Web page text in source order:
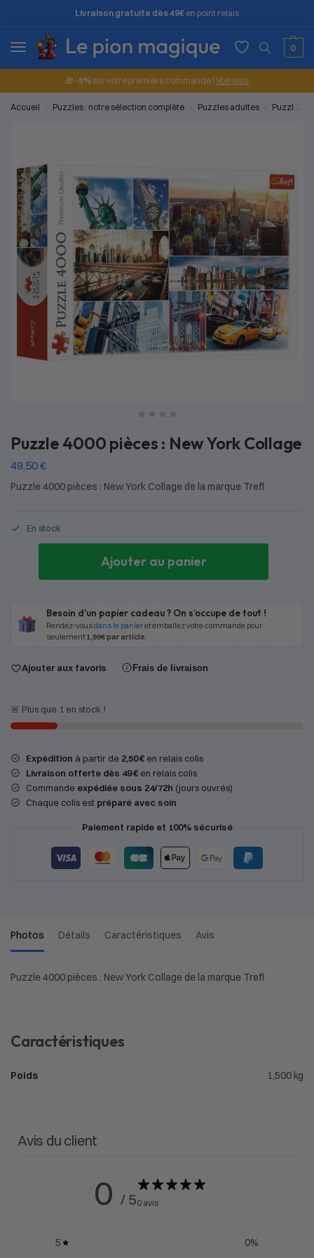
Livraison gratuite dès 49€ en point relais
0
🎁 -5% sur votre première commande ! Voir plus
Accueil Puzzles : notre sélection complète Puzzles adultes Puzzles 3000 à 6000 pièces
Puzzle 4000 pièces : New York Collage
49,50€
Puzzle 4000 pièces : New York Collage de la marque Trefl
En stock
Ajouter au panier
Besoin d'un papier cadeau ? On s’occupe de tout !
Rendez-vousdans le panieret emballez votre commande pour
seulement 1,99€ par article.
Ajouter aux favoris Frais de livraison
🚨 Plus que 1 en stock !
Expédition à partir de 2,50 € en relais colis
Livraison offerte dès 49 € en relais colis
Commande expédiée sous 24/72h (jours ouvrés)
Chaque colis est préparé avec soin
Paiement rapide et 100% sécurisé
Photos Détails Caractéristiques Avis
Puzzle 4000 pièces : New York Collage de la marque Trefl
Caractéristiques
Poids 1,500 kg
Avis du client
0 / 50 avis
5 0%